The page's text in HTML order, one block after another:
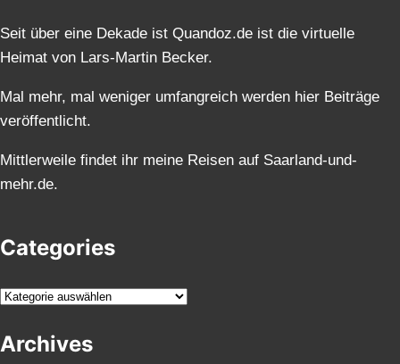
Seit über eine Dekade ist Quandoz.de ist die virtuelle
Heimat von Lars-Martin Becker.
Mal mehr, mal weniger umfangreich werden hier Beiträge
veröffentlicht.
Mittlerweile findet ihr meine Reisen auf Saarland-und-
mehr.de.
Categories
K
tArchives